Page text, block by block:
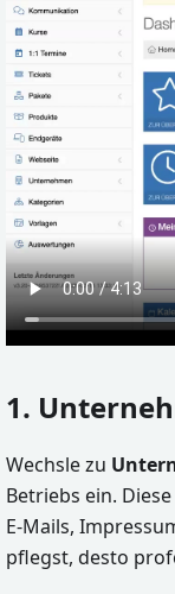
1.
Wechsle zu
Betriebs ein.
E-Mails,
pflegst, desto